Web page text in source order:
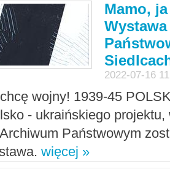
Mamo,
2022-07-16
wojny! 1939-45
- ukraińskiego
Państwowym
więcej »